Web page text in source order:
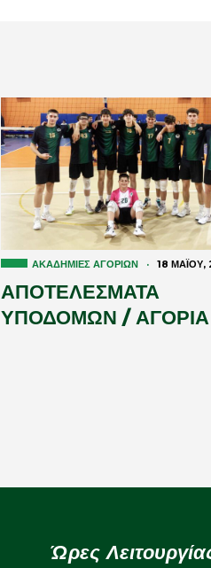
ΑΚΑΔΗΜΊΕΣ ΑΓΟΡΙΏΝ · 18 ΜΑΪ́ΟΥ,
ΑΠΟΤΕΛΕΣΜΑΤΑ
ΥΠΟΔΟΜΩΝ / ΑΓΟΡΙΑ
Ώρες